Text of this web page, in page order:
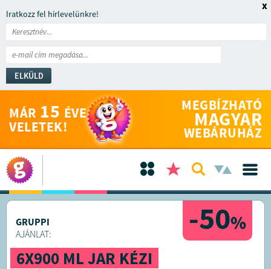
Iratkozz fel hírlevelünkre!
ELKÜLD
x
MÁR 15 ÉVE
VELETEK!
MEGBÍZHATÓ
MAGYAR
WEBÁRUHÁZ
-50%
GRUPPI
AJÁNLAT:
6X900 ML JAR KÉZI